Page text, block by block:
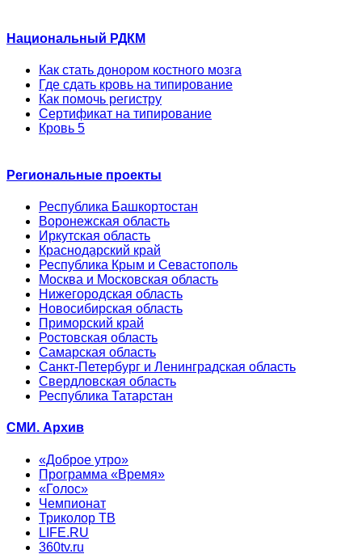
Национальный РДКМ
Как стать донором костного мозга
Где сдать кровь на типирование
Как помочь регистру
Сертификат на типирование
Кровь 5
Региональные проекты
Республика Башкортостан
Воронежская область
Иркутская область
Краснодарский край
Республика Крым и Севастополь
Москва и Московская область
Нижегородская область
Новосибирская область
Приморский край
Ростовская область
Самарская область
Санкт-Петербург и Ленинградская область
Свердловская область
Республика Татарстан
СМИ. Архив
«Доброе утро»
Программа «Время»
«Голос»
Чемпионат
Триколор ТВ
LIFE.RU
360tv.ru